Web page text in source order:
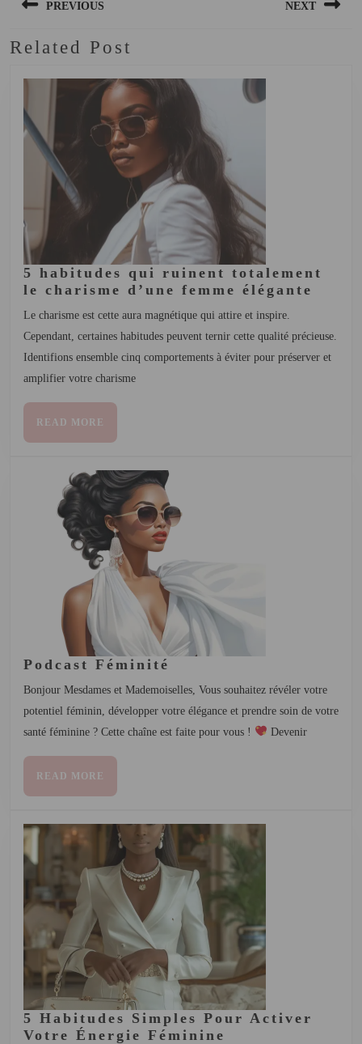
PREVIOUS NEXT
Related Post
5 habitudes qui ruinent totalement
le charisme d’une femme élégante
Le charisme est cette aura magnétique qui attire et inspire.
Cependant, certaines habitudes peuvent ternir cette qualité précieuse.
Identifions ensemble cinq comportements à éviter pour préserver et
amplifier votre charisme
READ MORE
Podcast Féminité
Bonjour Mesdames et Mademoiselles, Vous souhaitez révéler votre
potentiel féminin, développer votre élégance et prendre soin de votre
santé féminine ? Cette chaîne est faite pour vous !
Devenir
READ MORE
5 Habitudes Simples Pour Activer
Votre Énergie Féminine